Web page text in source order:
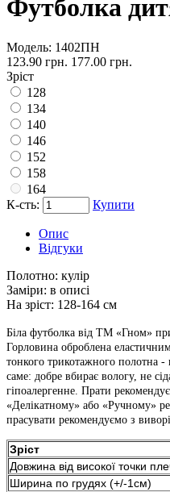
Футболка
Модель: 1402ПН
123.90 грн. 177.00 грн.
Зріст
128
134
140
146
152
158
164
К-сть:
Купити
Опис
Відгуки
Полотно: кулір
Заміри: в описі
На зріст: 128-164 см
Біла футболка від ТМ «Гном»
Горловина оброблена
тонкого трикотажного полотна -
саме: добре вбирає вологу, не
гіпоалергенне. Прати
«Делікатному» або «Ручному»
прасувати рекомендуємо з
Зріст
Довжина від високої точки
Ширина по грудях (+/-1см)